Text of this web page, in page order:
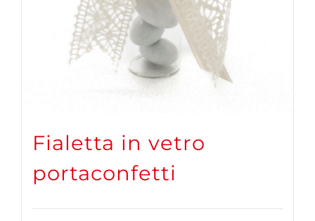
Fialetta in vetro
portaconfetti